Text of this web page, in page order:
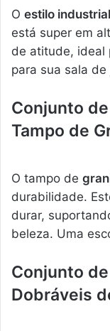
O estilo industrial
está super em
de atitude, ideal
para sua sala de
Conjunto
Tampo de
O tampo de
durabilidade.
durar,
beleza. Uma
Conjunto
Dobráveis